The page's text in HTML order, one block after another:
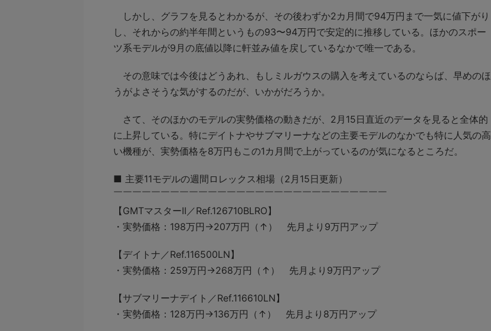
しかし、グラフを見るとわかるが、その後わずか2カ月間で94万円まで一気に値下がり
し、それからの約半年間というもの93〜94万円で安定的に推移している。ほかのスポー
ツ系モデルが9月の底値以降に軒並み値を戻しているなかで唯一である。
その意味では今後はどうあれ、もしミルガウスの購入を考えているのならば、早めのほ
うがよさそうな気がするのだが、いかがだろうか。
さて、そのほかのモデルの実勢価格の動きだが、2月15日直近のデータを見ると全体的
に上昇している。特にデイトナやサブマリーナなどの主要モデルのなかでも特に人気の高
い機種が、実勢価格を8万円もこの1カ月間で上がっているのが気になるところだ。
■ 主要11モデルの週間ロレックス相場（2月15日更新）
￣￣￣￣￣￣￣￣￣￣￣￣￣￣￣￣￣￣￣￣￣￣￣￣￣￣￣￣￣
【GMTマスターII／Ref.126710BLRO】
・実勢価格：198万円→207万円（↑） 先月より9万円アップ
【デイトナ／Ref.116500LN】
・実勢価格：259万円→268万円（↑） 先月より9万円アップ
【サブマリーナデイト／Ref.116610LN】
・実勢価格：128万円→136万円（↑） 先月より8万円アップ